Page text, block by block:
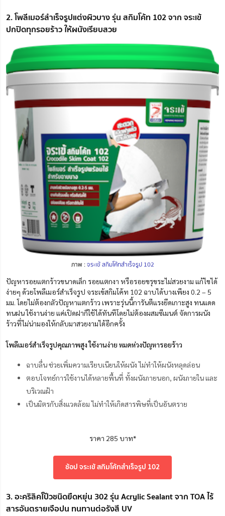
2. โพลีเมอร์สำเร็จรูปแต่งผิวบาง รุ่น สกิมโค้ท 102 จาก จระเข้
ปกปิดทุกรอยร้าว ให้ผนังเรียบสวย
ภาพ :จระเข้ สกิมโค้ทสำเร็จรูป 102
ปัญหารอยแตกร้าวขนาดเล็ก รอยแตกงา หรือรอยขรุขระไม่สวยงาม แก้ไขได้
ง่ายๆ ด้วยโพลีเมอร์สำเร็จรูป จระเข้สกิมโค้ท 102 ฉาบได้บางเพียง 0.2 – 5
มม. โดยไม่ต้องกลัวปัญหาแตกร้าว เพราะรุ่นนี้การันตีแรงยึดเกาะสูง ทนแดด
ทนฝน ใช้งานง่าย แค่เปิดฝาก็ใช้ได้ทันทีโดยไม่ต้องผสมซีเมนต์ จัดการผนัง
ร้าวที่ไม่น่ามองให้กลับมาสวยงามได้อีกครั้ง
โพลีเมอร์สำเร็จรูปคุณภาพสูง ใช้งานง่าย หมดห่วงปัญหารอยร้าว
ฉาบลื่น ช่วยเพิ่มความเรียบเนียนให้ผนัง ไม่ทำให้ผนังหลุดล่อน
ตอบโจทย์การใช้งานได้หลายพื้นที่ ทั้งผนังภายนอก, ผนังภายใน และ
บริเวณฝ้า
เป็นมิตรกับสิ่งแวดล้อม ไม่ทำให้เกิดสารพิษที่เป็นอันตราย
ราคา 285 บาท*
ช้อป จระเข้ สกิมโค้ทสำเร็จรูป 102
3. อะคริลิคโป๊วชนิดยืดหยุ่น 302 รุ่น Acrylic Sealant จาก TOA ไร้
สารอันตรายเจือปน ทนทานต่อรังสี UV